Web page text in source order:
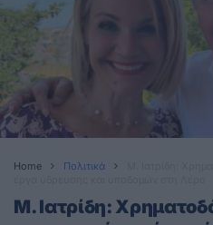
Home Πολιτικά
Μ. Ιατρίδη: